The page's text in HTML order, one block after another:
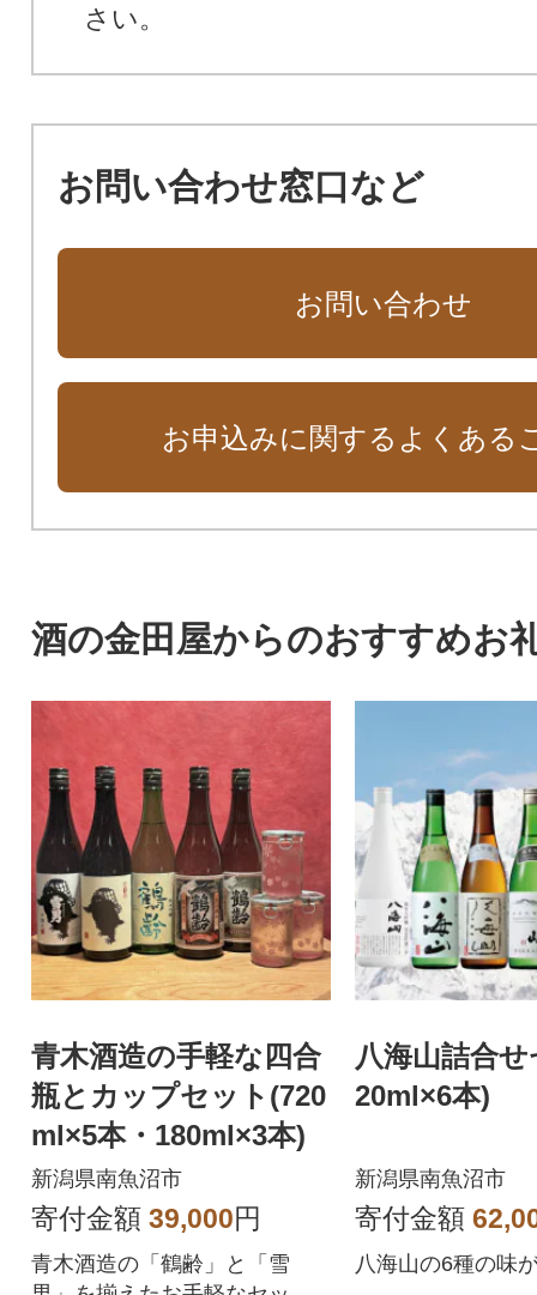
さい。
お問い合わせ窓口など
お問い合わせ
お申込みに関するよくある
酒の金田屋からのおすすめお
青木酒造の手軽な四合
瓶とカップセット(720
ml×5本・180ml×3本)
新潟県南魚沼市
寄付金額 39,000円
青木酒造の「鶴齢」と「雪
八海山詰合
20ml×6本)
新潟県南魚沼市
寄付金額
八海山の6種の味